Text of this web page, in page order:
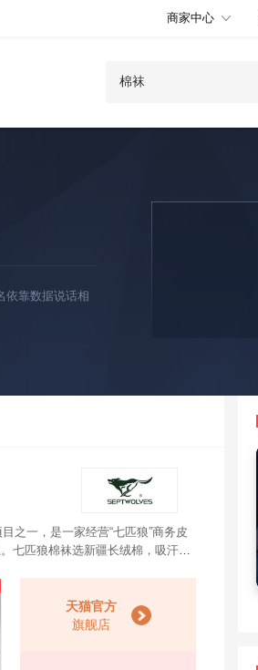
商家中心
依靠数据说话相
之一，是一家经营“七匹狼”商务皮
七匹狼棉袜选新疆长绒棉，吸汗透
天猫官方
旗舰店